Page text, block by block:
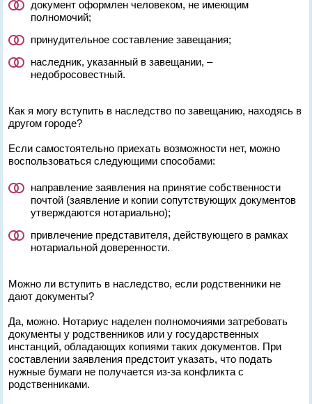
документ оформлен человеком, не имеющим
полномочий;
принудительное составление завещания;
наследник, указанный в завещании, –
недобросовестный.
Как я могу вступить в наследство по завещанию, находясь в
другом городе?
Если самостоятельно приехать возможности нет, можно
воспользоваться следующими способами:
направление заявления на принятие собственности
почтой (заявление и копии сопутствующих документов
утверждаются нотариально);
привлечение представителя, действующего в рамках
нотариальной доверенности.
Можно ли вступить в наследство, если родственники не
дают документы?
Да, можно. Нотариус наделен полномочиями затребовать
документы у родственников или у государственных
инстанций, обладающих копиями таких документов. При
составлении заявления предстоит указать, что подать
нужные бумаги не получается из-за конфликта с
родственниками.